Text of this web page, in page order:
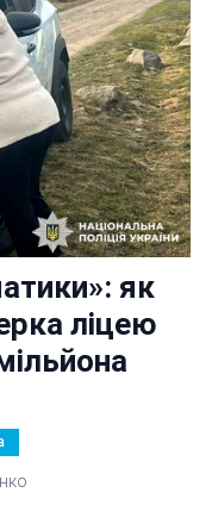
як
ліцею